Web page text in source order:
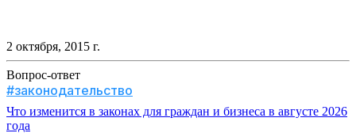
2 октября, 2015 г.
Вопрос-ответ
#законодательство
Что изменится в законах для граждан и бизнеса в августе 2026
года